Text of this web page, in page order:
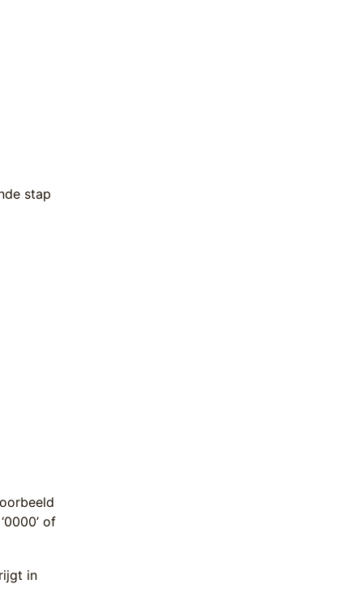
stap
of
in